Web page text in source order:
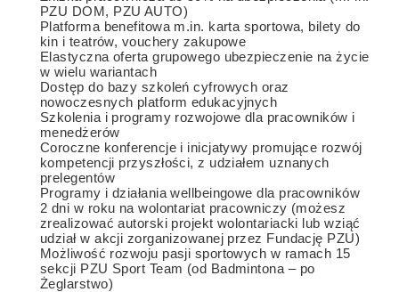
PZU DOM, PZU AUTO)
Platforma benefitowa m.in. karta sportowa, bilety do
kin i teatrów, vouchery zakupowe
Elastyczna oferta grupowego ubezpieczenie na życie
w wielu wariantach
Dostęp do bazy szkoleń cyfrowych oraz
nowoczesnych platform edukacyjnych
Szkolenia i programy rozwojowe dla pracowników i
menedżerów
Coroczne konferencje i inicjatywy promujące rozwój
kompetencji przyszłości, z udziałem uznanych
prelegentów
Programy i działania wellbeingowe dla pracowników
2 dni w roku na wolontariat pracowniczy (możesz
zrealizować autorski projekt wolontariacki lub wziąć
udział w akcji zorganizowanej przez Fundację PZU)
Możliwość rozwoju pasji sportowych w ramach 15
sekcji PZU Sport Team (od Badmintona – po
Żeglarstwo)